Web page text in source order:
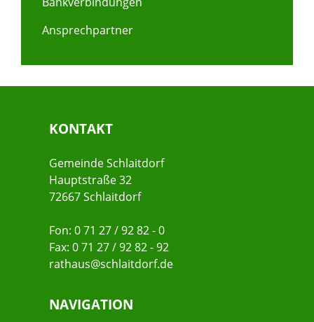
Ansprechpartner
KONTAKT
Gemeinde Schlaitdorf
Hauptstraße 32
72667 Schlaitdorf
Fon: 0 71 27 / 92 82 - 0
Fax: 0 71 27 / 92 82 - 92
rathaus@schlaitdorf.de
NAVIGATION